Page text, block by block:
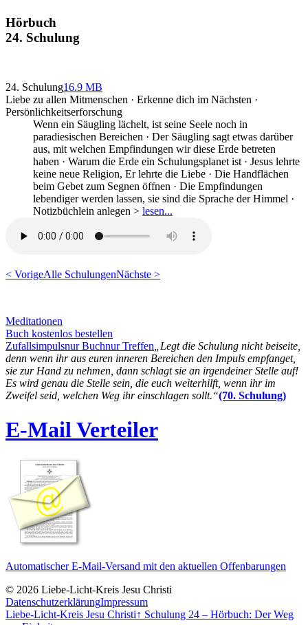
Hörbuch
24. Schulung
24. Schulung16.9 MB
Liebe zu allen Mitmenschen · Erkenne dich im Nächsten ·
Persönlichkeitserforschung
Wenn ein Säugling lächelt, ist seine Seele noch in
paradiesischen Bereichen · Der Säugling sagt etwas darüber
aus, mit welchen Empfindungen wir diese Erde betreten
haben · Warum die Erde ein Schulungsplanet ist · Jesus lehrte
keine neue Religion, Er lehrte die Liebe · Die Handflächen
beim Gebet zum Segnen öffnen · Die Empfindungen
lebendiger werden lassen, sie sind die Sprache der Himmel ·
Notizbüchlein anlegen > lesen...
< VorigeAlle SchulungenNächste >
Meditationen
Buch kostenlos bestellen
Zufallsimpulsnur Buchnur Treffen„Legt die Schulung nicht beiseite,
denn wenn ihr aus euren inneren Bereichen den Impuls empfanget,
sie zur Hand zu nehmen, dann schlagt sie an irgendeiner Stelle auf!
Es wird genau die Stelle sein, die euch weiterhilft, wenn ihr im
Zweifel seid, welchen Weg ihr einschlagen sollt.“(70. Schulung)
E-Mail Verteiler
Automatischer E-Mail-Versand mit den aktuellen Offenbarungen
© 2026 Liebe-Licht-Kreis Jesu Christi
DatenschutzerklärungImpressum
Liebe-Licht-Kreis Jesu Christi↑ Schulung 24 – Hörbuch: Der Weg